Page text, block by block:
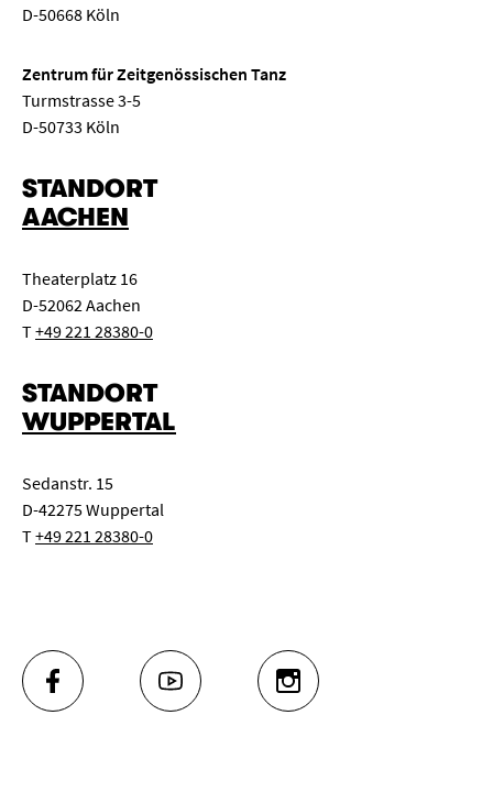
D-50668 Köln
Zentrum für Zeitgenössischen Tanz
Turmstrasse 3-5
D-50733 Köln
STANDORT
AACHEN
Theaterplatz 16
D-52062 Aachen
T+49 221 28380-0
STANDORT
WUPPERTAL
Sedanstr. 15
D-42275 Wuppertal
T+49 221 28380-0
FACEBOOK YOUTUBE INSTAGRAM